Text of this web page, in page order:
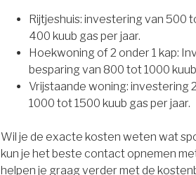
Rijtjeshuis: investering van 500
400 kuub gas per jaar.
Hoekwoning of 2 onder 1 kap:
besparing van 800 tot 1000
Vrijstaande woning: investering
1000 tot 1500 kuub gas per jaar.
Wil je de exacte kosten weten wat
kun je het beste contact opnemen
helpen je graag verder met de